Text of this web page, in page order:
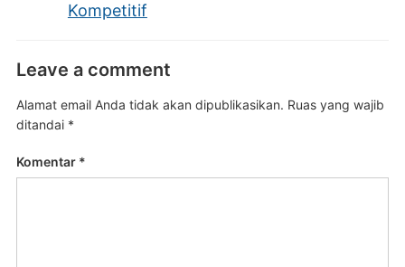
Kompetitif
Leave a comment
Alamat email Anda tidak akan dipublikasikan. Ruas yang wajib
ditandai *
Komentar *